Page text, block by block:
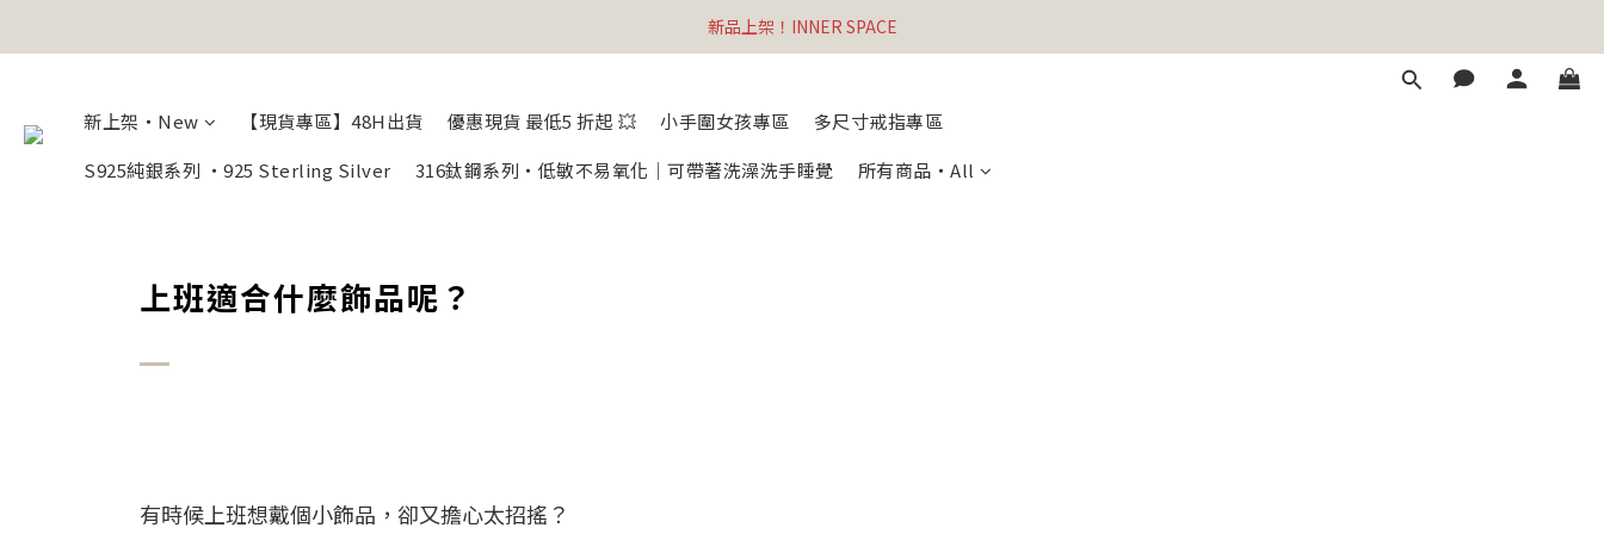
新品上架！INNER SPACE
新上架・New 【現貨專區】48H出貨 優惠現貨 最低5 折起 💥 小手圍女孩專區
多尺寸戒指專區
S925純銀系列 ・925 Sterling Silver
316鈦鋼系列・低敏不易氧化｜可帶著洗澡洗手睡覺 所有商品・All
上班適合什麼飾品呢？
有時候上班想戴個小飾品，卻又擔心太招搖？